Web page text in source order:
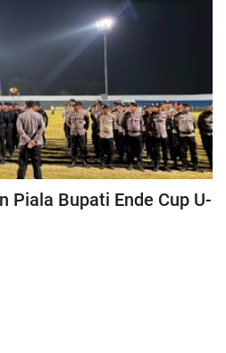
Piala Bupati Ende Cup U-